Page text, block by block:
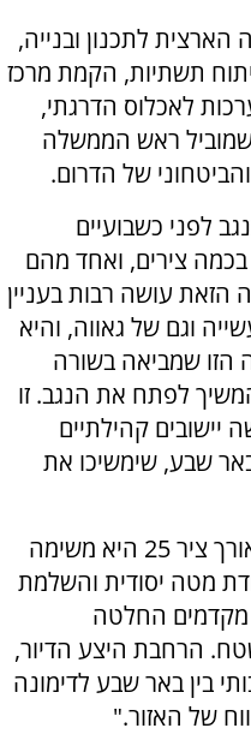
לתכנון ובנייה,
תשתיות, הקמת מרכז
לאכלוס הדרגתי,
ראש הממשלה
של הדרום.
לפני כשבועיים
צירים, ואחד מהם
הזאת עושה רבות בעניין
וגם של גאווה, והיא
שמביאה בשורה
לפתח את הנגב. זו
יישובים קהילתיים
שבע, שימשיכו את
השר כץ הוסיף "ההתיישבות לאורך ציר 25 היא משימה
מטה יסודית והשלמת
מקדמים החלטה
הרחבת היצע הדיור,
בין באר שבע לדימונה
של האזור."